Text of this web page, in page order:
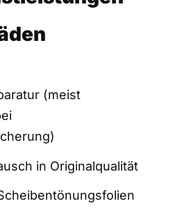
(meist
in Originalqualität